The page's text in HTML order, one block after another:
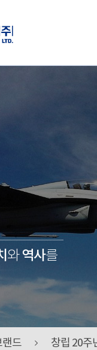
와역사를
랜드 창립 20주